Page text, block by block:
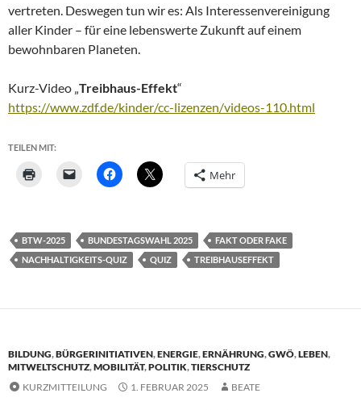
vertreten. Deswegen tun wir es: Als Interessen­vereinigung
aller Kinder – für eine lebenswerte Zukunft auf einem
bewohnbaren Planeten.
Kurz-Video „Treibhaus-Effekt“
https://www.zdf.de/kinder/cc-lizenzen/videos-110.html
TEILEN MIT:
Mehr
BTW-2025 BUNDESTAGSWAHL 2025
FAKT ODER FAKE
NACHHALTIGKEITS-QUIZ
QUIZ TREIBHAUSEFFEKT
BILDUNG,BÜRGERINITIATIVEN,ENERGIE,ERNÄHRUNG,GWÖ,LEBEN,
MITWELTSCHUTZ,MOBILITÄT,POLITIK,TIERSCHUTZ
KURZMITTEILUNG
1. FEBRUAR 2025 BEATE